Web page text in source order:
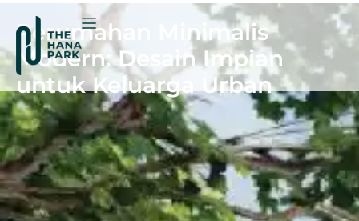
Perumahan Minimalis
Modern: Desain Impian
untuk Keluarga Urban